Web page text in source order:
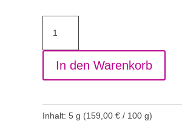
Harlequin
Green
Menge
In den Warenkorb
Inhalt: 5 g (159,00 € / 100 g)